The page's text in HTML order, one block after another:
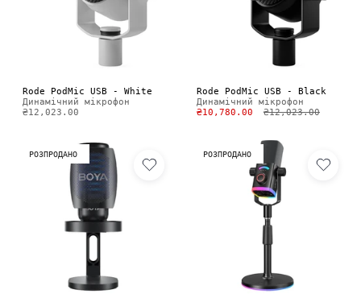
Rode PodMic USB - White
Динамічний мікрофон
₴12,023.00
Rode PodMic USB - Black
Динамічний мікрофон
₴10,780.00
₴12,023.00
РОЗПРОДАНО РОЗПРОДАНО